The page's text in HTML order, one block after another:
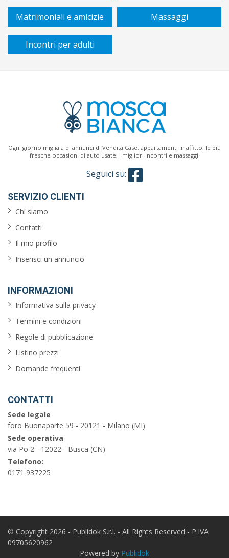
affitto
Tipo
di
energetica
giardino
ascensore
condizionata
garage
barbecue
vista
sul
mare
Cerca
Matrimoniali e amicizie Massaggi
Incontri per adulti
Ogni giorno migliaia di annunci di Vendita Case, appartamenti in affitto, le più
fresche occasioni di auto usate, i migliori incontri e massaggi.
Seguici su:
SERVIZIO CLIENTI
Chi siamo
Contatti
Il mio profilo
Inserisci un annuncio
INFORMAZIONI
Informativa sulla privacy
Termini e condizioni
Regole di pubblicazione
Listino prezzi
Domande frequenti
CONTATTI
Sede legale
foro Buonaparte 59 - 20121 - Milano (MI)
Sede operativa
via Po 2 - 12022 - Busca (CN)
Telefono:
0171 937225
© Copyright 2026 - Publidok S.r.l. - All Rights Reserved - P.IVA
09705620962
Powered by Publidok